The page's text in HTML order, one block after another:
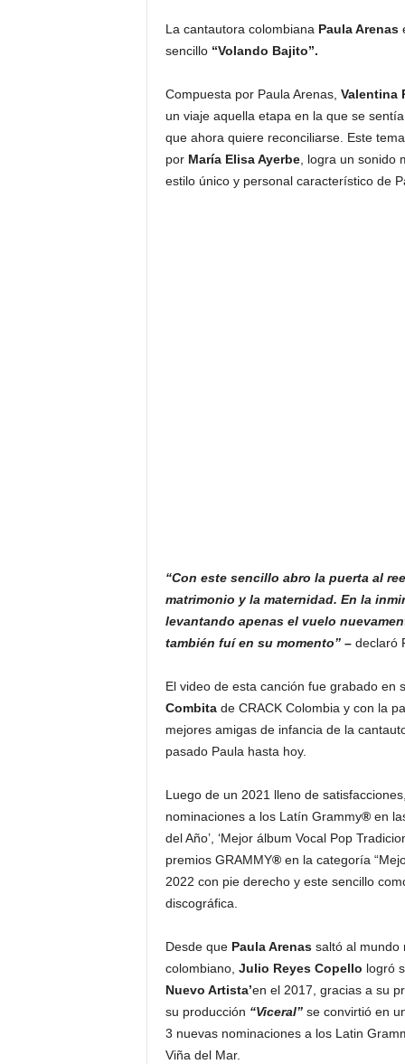
La cantautora colombiana Paula Arenas
sencillo “Volando Bajito”.
Compuesta por Paula Arenas, Valentina
un viaje aquella etapa en la que se
que ahora quiere reconciliarse. Este
por María Elisa Ayerbe, logra un sonido
estilo único y personal característico de
“Con este sencillo abro la puerta al
matrimonio y la maternidad. En la
levantando apenas el vuelo
también fuí en su momento” – declaró
El video de esta canción fue grabado en
Combitade CRACK Colombia y con la
mejores amigas de infancia de la
pasado Paula hasta hoy.
Luego de un 2021 lleno de
nominaciones a los Latín Grammy®en
del Año’, ‘Mejor álbum Vocal Pop
premios GRAMMY®en la categoría
2022 con pie derecho y este sencillo
discográfica.
Desde que Paula Arenassaltó al mundo
colombiano, Julio Reyes Copello logró
Nuevo Artista’en el 2017, gracias a su
su producción “Viceral”se convirtió en
3 nuevas nominaciones a los Latin
Viña del Mar.